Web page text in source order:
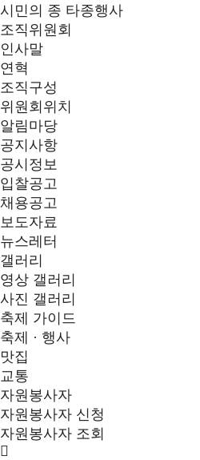
시민의 종 타종행사
조직위원회
인사말
연혁
조직구성
위원회위치
알림마당
공지사항
공시정보
입찰공고
채용공고
보도자료
뉴스레터
갤러리
영상 갤러리
사진 갤러리
축제 가이드
축제 · 행사
맛집
교통
자원봉사자
자원봉사자 신청
자원봉사자 조회